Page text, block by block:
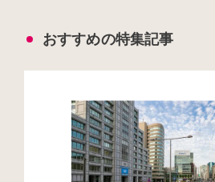
おすすめの特集記事